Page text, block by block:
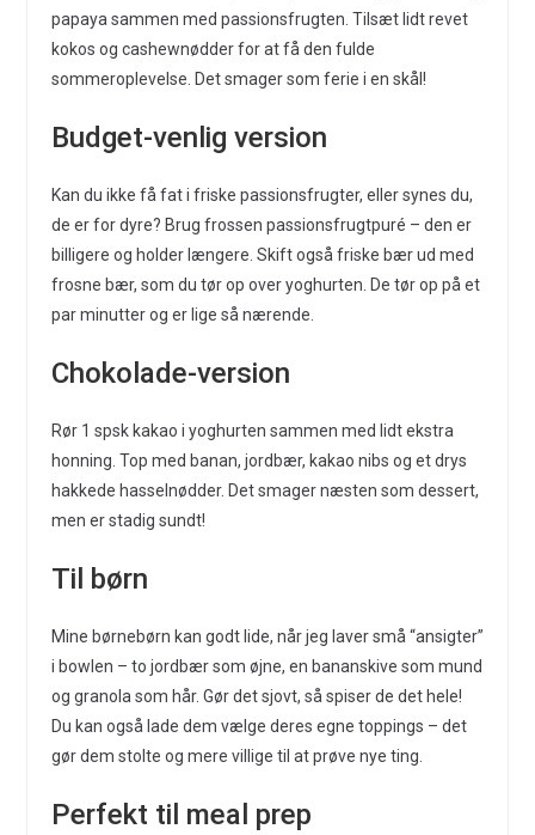
papaya sammen med passionsfrugten. Tilsæt lidt revet
kokos og cashewnødder for at få den fulde
sommeroplevelse. Det smager som ferie i en skål!
Budget-venlig version
Kan du ikke få fat i friske passionsfrugter, eller synes du,
de er for dyre? Brug frossen passionsfrugtpuré – den er
billigere og holder længere. Skift også friske bær ud med
frosne bær, som du tør op over yoghurten. De tør op på et
par minutter og er lige så nærende.
Chokolade-version
Rør 1 spsk kakao i yoghurten sammen med lidt ekstra
honning. Top med banan, jordbær, kakao nibs og et drys
hakkede hasselnødder. Det smager næsten som dessert,
men er stadig sundt!
Til børn
Mine børnebørn kan godt lide, når jeg laver små “ansigter”
i bowlen – to jordbær som øjne, en bananskive som mund
og granola som hår. Gør det sjovt, så spiser de det hele!
Du kan også lade dem vælge deres egne toppings – det
gør dem stolte og mere villige til at prøve nye ting.
Perfekt til meal prep